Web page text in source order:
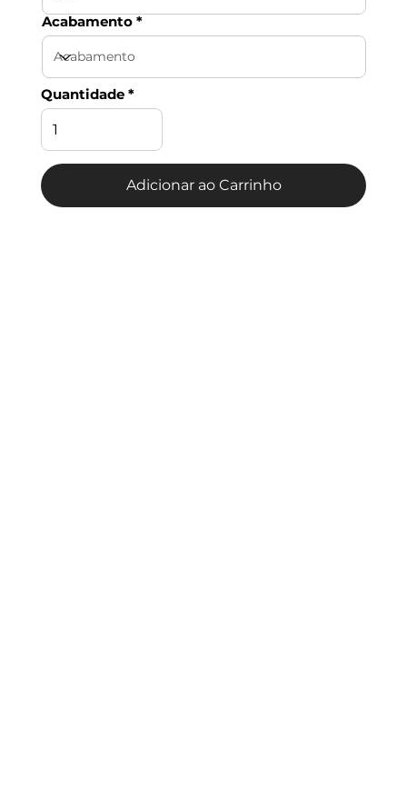
Acabamento
Quantidade
Adicionar ao Carrinho